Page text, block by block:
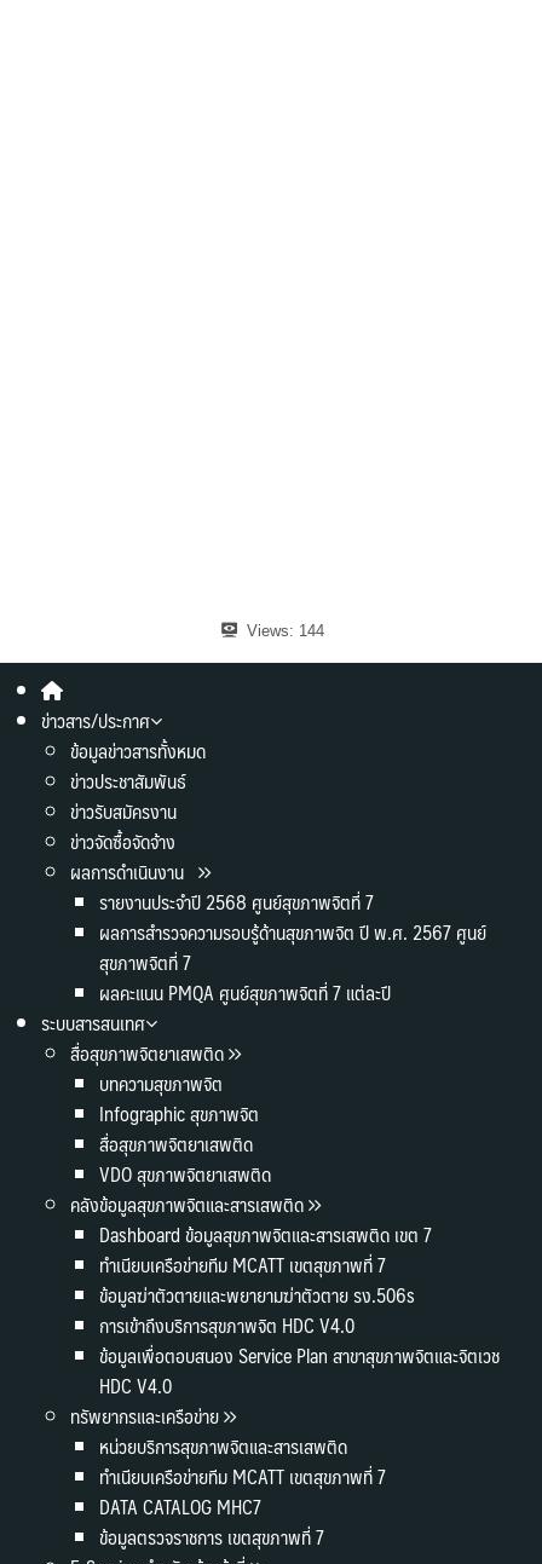
Views: 144
ข่าวสาร/ประกาศ
ข้อมูลข่าวสารทั้งหมด
ข่าวประชาสัมพันธ์
ข่าวรับสมัครงาน
ข่าวจัดซื้อจัดจ้าง
ผลการดำเนินงาน
รายงานประจำปี 2568 ศูนย์สุขภาพจิตที่ 7
ผลการสำรวจความรอบรู้ด้านสุขภาพจิต ปี พ.ศ. 2567 ศูนย์
สุขภาพจิตที่ 7
ผลคะแนน PMQA ศูนย์สุขภาพจิตที่ 7 แต่ละปี
ระบบสารสนเทศ
สื่อสุขภาพจิตยาเสพติด
บทความสุขภาพจิต
Infographic สุขภาพจิต
สื่อสุขภาพจิตยาเสพติด
VDO สุขภาพจิตยาเสพติด
คลังข้อมูลสุขภาพจิตและสารเสพติด
Dashboard ข้อมูลสุขภาพจิตและสารเสพติด เขต 7
ทำเนียบเครือข่ายทีม MCATT เขตสุขภาพที่ 7
ข้อมูลฆ่าตัวตายและพยายามฆ่าตัวตาย รง.506s
การเข้าถึงบริการสุขภาพจิต HDC V4.0
ข้อมูลเพื่อตอบสนอง Service Plan สาขาสุขภาพจิตและจิตเวช
HDC V4.0
ทรัพยากรและเครือข่าย
หน่วยบริการสุขภาพจิตและสารเสพติด
ทำเนียบเครือข่ายทีม MCATT เขตสุขภาพที่ 7
DATA CATALOG MHC7
ข้อมูลตรวจราชการ เขตสุขภาพที่ 7